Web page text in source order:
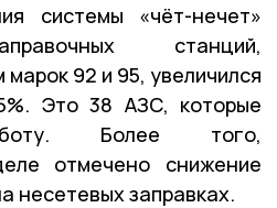
системы «чёт-нечет»
станций,
92 и 95, увеличился
Это 38 АЗС, которые
Более того,
отмечено снижение
несетевых заправках.